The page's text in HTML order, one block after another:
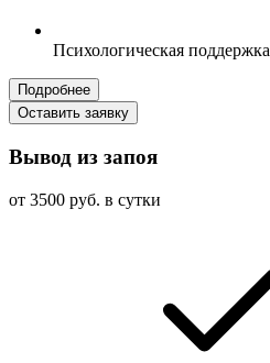
Психологическая поддержка
Подробнее
Оставить заявку
Вывод из запоя
от 3500 руб. в сутки